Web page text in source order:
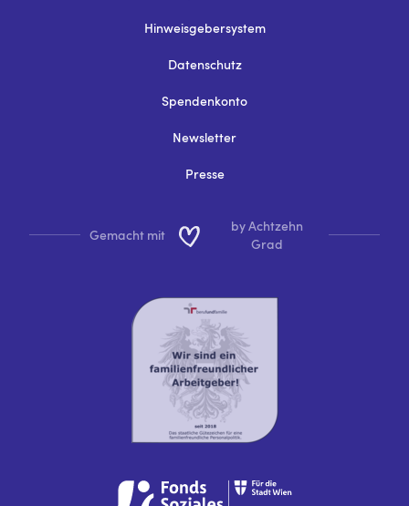
Hinweisgebersystem
Datenschutz
Spendenkonto
Newsletter
Presse
Gemacht mit
by Achtzehn
Grad